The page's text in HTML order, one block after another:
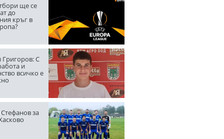
ще се
до
кръг в
Григоров: С
и
всичко е
за